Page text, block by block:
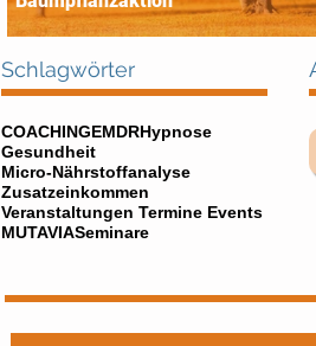
Schlagwörter
COACHINGEMDRHypnose
Gesundheit
Micro-Nährstoffanalyse
Zusatzeinkommen
Veranstaltungen Termine Events
MUTAVIASeminare